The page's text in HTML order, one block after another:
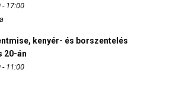
17:00
kenyér- és borszentelés
20-án
11:00